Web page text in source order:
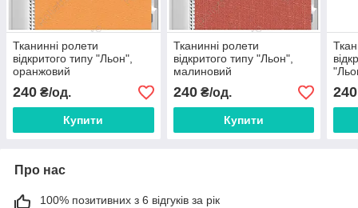
Тканинні ролети
відкритого типу "Льон",
оранжовий
240 ₴/од.
Купити
Тканинні ролети
відкритого типу "Льон",
малиновий
240₴/од.
Купити
240
Про нас
100% позитивних з 6 відгуків за рік